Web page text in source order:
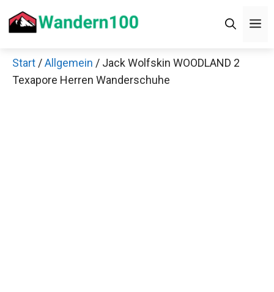
Inhalt
Start /Allgemein / Jack Wolfskin WOODLAND 2
Texapore Herren Wanderschuhe
Decathlon Sale